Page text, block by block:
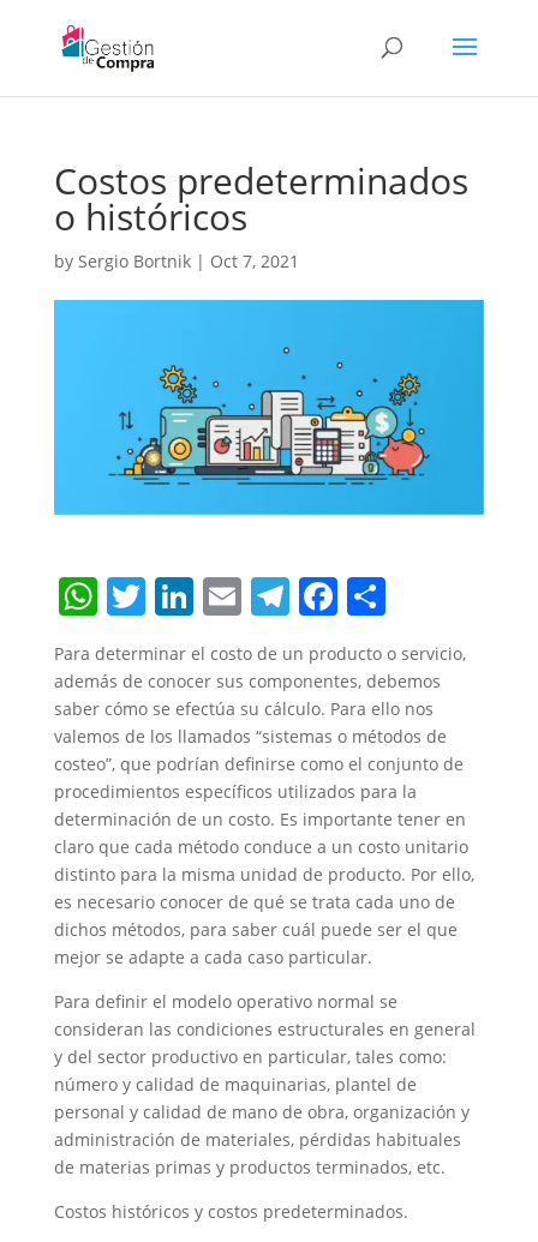
Costos predeterminados
o históricos
by Sergio Bortnik| Oct 7, 2021
W
h
at
s
A
p
p
T
w
itt
er
Li
n
k
e
dI
n
E
m
ai
l
T
e
gr
a
m
F
a
c
e
b
o
o
k
S
ar
e
Para determinar el costo de un producto o servicio,
además de conocer sus componentes, debemos
saber cómo se efectúa su cálculo. Para ello nos
valemos de los llamados “sistemas o métodos de
costeo”, que podrían definirse como el conjunto de
procedimientos específicos utilizados para la
determinación de un costo. Es importante tener en
claro que cada método conduce a un costo unitario
distinto para la misma unidad de producto. Por ello,
es necesario conocer de qué se trata cada uno de
dichos métodos, para saber cuál puede ser el que
mejor se adapte a cada caso particular.
Para definir el modelo operativo normal se
consideran las condiciones estructurales en general
y del sector productivo en particular, tales como:
número y calidad de maquinarias, plantel de
personal y calidad de mano de obra, organización y
administración de materiales, pérdidas habituales
de materias primas y productos terminados, etc.
Costos históricos y costos predeterminados.